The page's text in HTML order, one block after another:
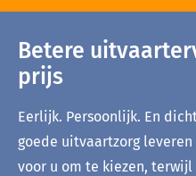
Betere
prijs
Eerlijk. Persoonlijk. En
goede uitvaartzorg
voor u om te kiezen,